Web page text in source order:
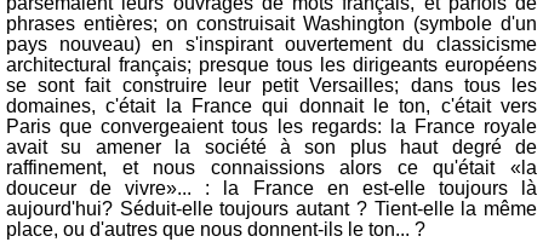
phrases entières; on construisait Washington (symbole d'un
pays nouveau) en s'inspirant ouvertement du classicisme
architectural français; presque tous les dirigeants européens
se sont fait construire leur petit Versailles; dans tous les
domaines, c'était la France qui donnait le ton, c'était vers
Paris que convergeaient tous les regards: la France royale
avait su amener la société à son plus haut degré de
raffinement, et nous connaissions alors ce qu'était «la
douceur de vivre»... : la France en est-elle toujours là
aujourd'hui? Séduit-elle toujours autant ? Tient-elle la même
place, ou d'autres que nous donnent-ils le ton... ?